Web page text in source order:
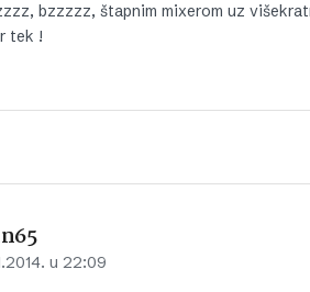
bzzzzz, štapnim mixerom uz
tek !
u 22:09